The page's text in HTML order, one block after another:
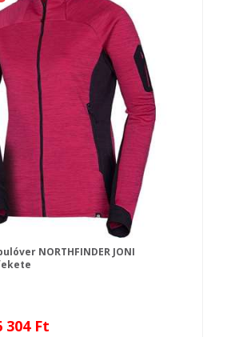
NORTHFINDER JONI
304 Ft